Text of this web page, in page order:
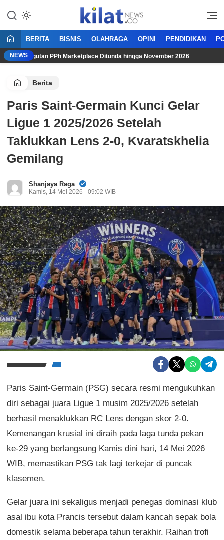
KilatNews.co
Mencerdaskan Anak Bangsa
BERITA BISNIS OLAHRAGA OPINI PENDIDIKAN
NEWS
Pungutan PPh Marketplace Ditunda hingga November 2026
Berita
Paris Saint-Germain Kunci Gelar
Ligue 1 2025/2026 Setelah
Taklukkan Lens 2-0, Kvaratskhelia
Gemilang
Shanjaya Raga
Kamis, 14 Mei 2026 - 09:02 WIB
Paris Saint-Germain (PSG) secara resmi mengukuhkan
diri sebagai juara Ligue 1 musim 2025/2026 setelah
berhasil menaklukkan RC Lens dengan skor 2-0.
Kemenangan krusial ini diraih pada laga tunda pekan
ke-29 yang berlangsung Kamis dini hari, 14 Mei 2026
WIB, memastikan PSG tak lagi terkejar di puncak
klasemen.
Gelar juara ini sekaligus menjadi penegas dominasi klub
asal ibu kota Prancis tersebut dalam kancah sepak bola
domestik selama beberapa tahun terakhir. Raihan trofi